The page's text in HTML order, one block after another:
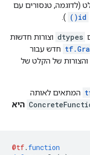
  name: "Greater/y"
  op: "Const"
    key: "dtype"
    value {
      type: DT_INT32
  attr {
    key: "value"
    value {
        }
(לדוגמה, טנסורים עם
id()
).
dtypes וצורות חדשות
חדש עבור
והצורות של הקלט של
המתאים לאותה
היא
@tf. function